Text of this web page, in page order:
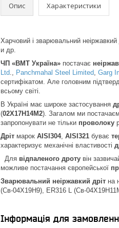
Опис Характеристики
Харчовий і зварювальний
и др.
ЧП «ВМТ Україна» постачає
Ltd., Panchmahal Steel Limited, Garg
сертифікатом. Але головним
всьому світі.
В Україні має широке застосування
(02Х17Н14М2). Загалом ми
запропонувати не тільки проволоку
Дріт марок AISI304, AISI321 буває
характеризує механічні властивості
Для відпаленого дроту він
можливе постачання європейської
Зварювальний неіржавкий дріт на
(Св-04Х19Н9), ER316 L (Св-
Інформація для